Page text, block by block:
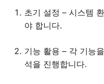
초기 설정 – 시스템
야 합니다.
기능 활용 – 각 기능
석을 진행합니다.